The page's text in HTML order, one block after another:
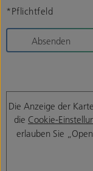
*Pflichtfeld
Absenden
Die Anzeige der
die Cookie-
erlauben Sie